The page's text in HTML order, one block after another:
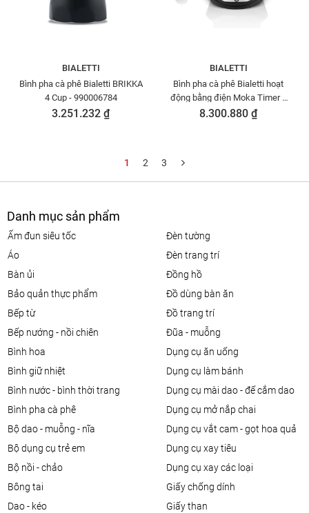
BIALETTI
Bình pha cà phê Bialetti BRIKKA
4 Cup - 990006784
3.251.232 ₫
BIALETTI
Bình pha cà phê Bialetti hoạt
động bằng điện Moka Timer 3
cup - 0006092
8.300.880 ₫
1 2 3
Danh mục sản phẩm
ấm đun siêu tốc
áo
bàn ủi
bảo quản thực phẩm
bếp từ
bếp nướng - nồi chiên
bình hoa
bình giữ nhiệt
bình nước - bình thời trang
bình pha cà phê
bộ dao - muỗng - nĩa
bộ dụng cụ trẻ em
bộ nồi - chảo
bông tai
dao - kéo
đèn tường
đèn trang trí
đồng hồ
đồ dùng bàn ăn
đồ trang trí
đũa - muỗng
dụng cụ ăn uống
dụng cụ làm bánh
dụng cụ mài dao - đế cắm dao
dụng cụ mở nắp chai
dụng cụ vắt cam - gọt hoa quả
dụng cụ xay tiêu
dụng cụ xay các loại
giấy chống dính
giấy than